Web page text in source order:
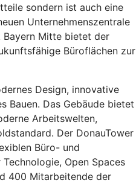
sondern ist auch eine
Unternehmenszentrale
Bayern Mitte bietet der
Büroflächen zur
Design, innovative
Bauen. Das Gebäude bietet
Arbeitswelten,
Der DonauTower
Büro- und
Open Spaces
400 Mitarbeitende der